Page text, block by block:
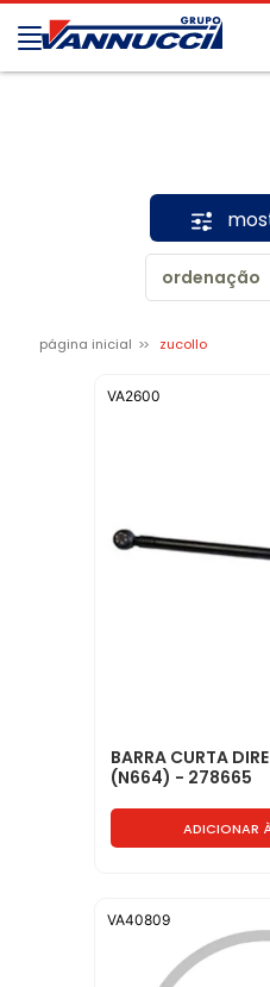
página inicial zucollo
BARRA CURTA
(N664) - 278665
ADICIONAR
VA2600
VA40809